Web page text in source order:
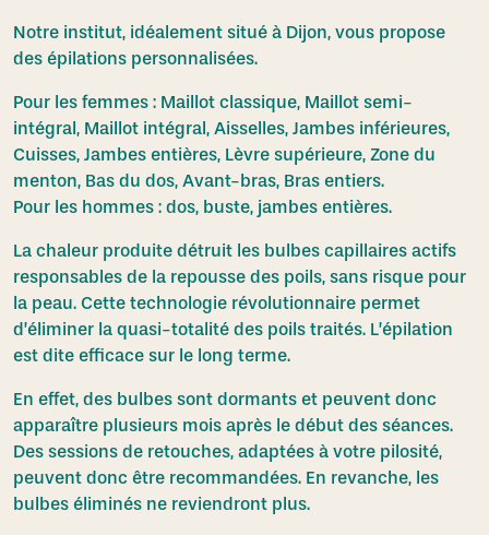
Notre institut, idéalement situé à Dijon, vous propose
des épilations personnalisées.
Pour les femmes : Maillot classique, Maillot semi-
intégral, Maillot intégral, Aisselles, Jambes inférieures,
Cuisses, Jambes entières, Lèvre supérieure, Zone du
menton, Bas du dos, Avant-bras, Bras entiers.
Pour les hommes : dos, buste, jambes entières.
La chaleur produite détruit les bulbes capillaires actifs
responsables de la repousse des poils, sans risque pour
la peau. Cette technologie révolutionnaire permet
d’éliminer la quasi-totalité des poils traités. L’épilation
est dite efficace sur le long terme.
En effet, des bulbes sont dormants et peuvent donc
apparaître plusieurs mois après le début des séances.
Des sessions de retouches, adaptées à votre pilosité,
peuvent donc être recommandées. En revanche, les
bulbes éliminés ne reviendront plus.